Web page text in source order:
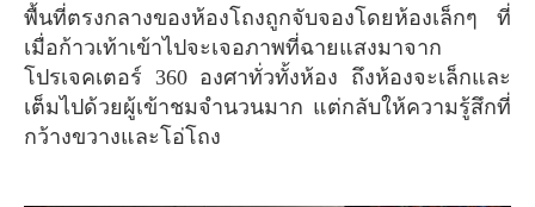
พื้นที่ตรงกลางของห้องโถงถูกจับจองโดยห้องเล็กๆ ที่
เมื่อก้าวเท้าเข้าไปจะเจอภาพที่ฉายแสงมาจาก
โปรเจคเตอร์ 360 องศาทั่วทั้งห้อง ถึงห้องจะเล็กและ
เต็มไปด้วยผู้เข้าชมจำนวนมาก แต่กลับให้ความรู้สึกที่
กว้างขวางและโอ่โถง